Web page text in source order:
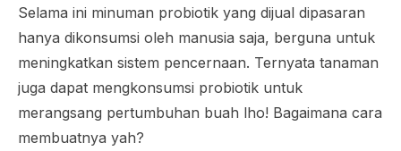
Selama ini minuman probiotik yang dijual dipasaran
hanya dikonsumsi oleh manusia saja, berguna untuk
meningkatkan sistem pencernaan. Ternyata tanaman
juga dapat mengkonsumsi probiotik untuk
merangsang pertumbuhan buah lho! Bagaimana cara
membuatnya yah?